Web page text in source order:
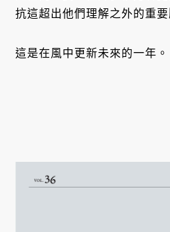
抗這超出他們理解之外的重要
這是在風中更新未來的一年。